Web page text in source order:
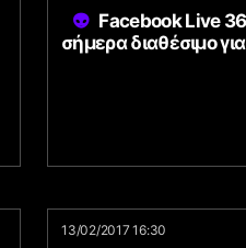
Facebook Live
σήμερα διαθέσιμο
13/02/2017 16:30